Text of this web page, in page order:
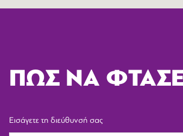
ΠΩΣ ΝΑ
Εισάγετε τη διεύθυνσή σας